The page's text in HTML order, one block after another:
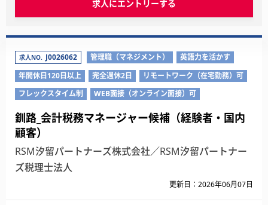
求人にエントリーする
求人NO. J0026062 管理職（マネジメント）
英語力を活かす
年間休日120日以上
完全週休2日
リモートワーク（在宅勤務）可
フレックスタイム制
WEB面接（オンライン面接）可
釧路_会計税務マネージャー候補（経験者・国内
顧客）
RSM汐留パートナーズ株式会社／RSM汐留パートナー
ズ税理士法人
更新日：2026年06月07日